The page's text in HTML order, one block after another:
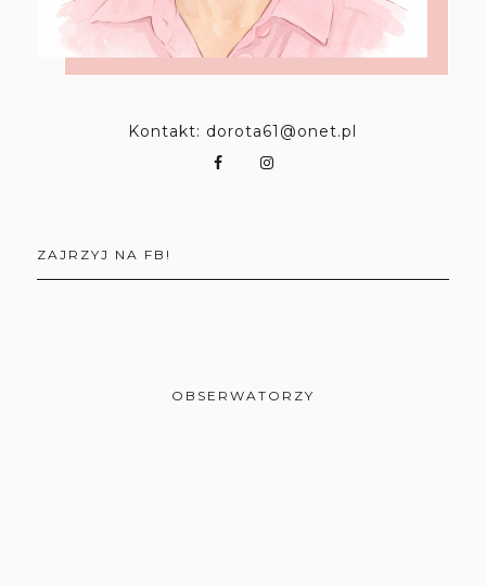
Kontakt: dorota61@onet.pl
ZAJRZYJ NA FB!
OBSERWATORZY